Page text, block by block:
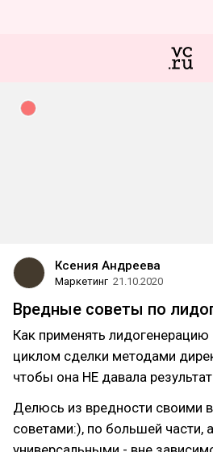
Ксения Андреева
Маркетинг 21.10.2020
Вредные советы по
Как применять
циклом сделки методами
чтобы она НЕ давала
Делюсь из вредности своими
советами:), по большей части,